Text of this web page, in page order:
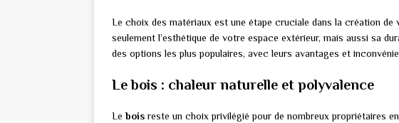
Le choix des matériaux est une étape cruciale dans la création
seulement l’esthétique de votre espace extérieur, mais aussi sa
des options les plus populaires, avec leurs avantages et
Le bois : chaleur naturelle et polyvalence
Leboisreste un choix privilégié pour de nombreux propriétaires